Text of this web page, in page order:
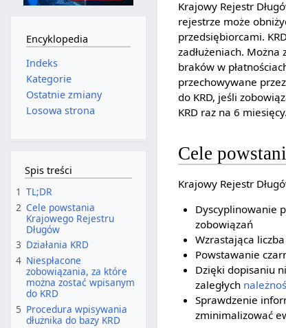
Krajowy Rejestr
rejestrze może
przedsiębiorcami.
zadłużeniach. Można
braków w
przechowywane
do KRD, jeśli
KRD raz na 6 miesięcy.
Cele
Krajowy Rejestr
Dyscyplinowanie
zobowiązań
Wzrastająca
Powstawanie
Dzięki dopisaniu
zaległych
Sprawdzenie
zminimalizować
Encyklopedia
Indeks
Kategorie
Ostatnie zmiany
Losowa strona
Spis treści
1 TL;DR
2 Cele powstania
Krajowego Rejestru
Długów
3 Działania KRD
4 Niespłacone
zobowiązania, za które
można zostać wpisanym
do KRD
5 Procedura wpisywania
dłużnika do bazy KRD